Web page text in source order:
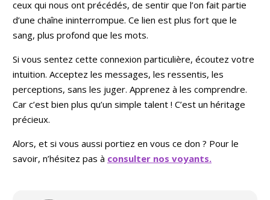
ceux qui nous ont précédés, de sentir que l’on fait partie
d’une chaîne ininterrompue. Ce lien est plus fort que le
sang, plus profond que les mots.
Si vous sentez cette connexion particulière, écoutez votre
intuition. Acceptez les messages, les ressentis, les
perceptions, sans les juger. Apprenez à les comprendre.
Car c’est bien plus qu’un simple talent ! C’est un héritage
précieux.
Alors, et si vous aussi portiez en vous ce don ? Pour le
savoir, n’hésitez pas à consulter nos voyants.